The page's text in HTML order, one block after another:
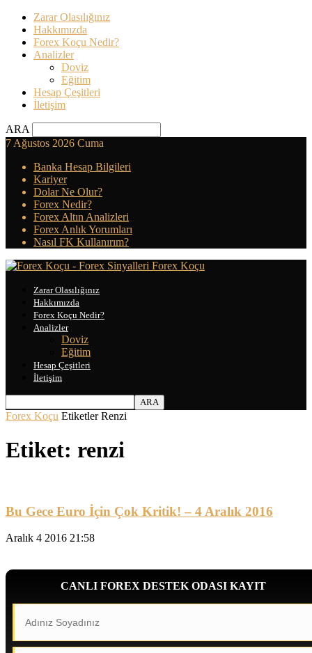
Zarar Olasılığınız
Hakkımızda
Forex Koçu Nedir?
Analizler
Doviz
Eğitim
Hesap Çeşitleri
İletişim
ARA
7 Ağustos 2026 Cuma
Banka Hesap Bilgileri
Kariyer
Dolar Ne Olur?
Forex Nedir?
Forex Altın Analizleri
Forex Anlık Yorumları
Nasıl FK Kullanırım?
Forex Koçu
Zarar Olasılığınız
Hakkımızda
Forex Koçu Nedir?
Analizler
Doviz
Eğitim
Hesap Çeşitleri
İletişim
Forex Koçu Etiketler Renzi
Etiket: renzi
Bu Gece Euro İçin Çok Kritik! – 4 Aralık 2016
Aralık 4 2016 21:58
CANLI FOREX DESTEK ODASI KAYIT